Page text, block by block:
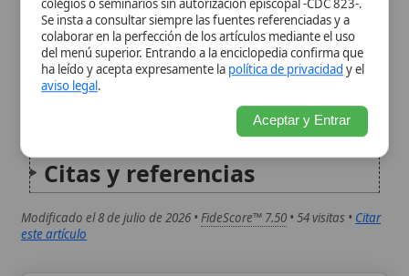
Citas y referencias
Modificado el 8 de julio de 2026 •FideScore™ 7.50• 54 visitas •Citar
este artículo
Visiones de Daniel (cuatro bestias y setenta
Las visiones contenidas en los capítulos VII y
IX del Libro de Daniel, conocidas como las
cuatro bestias y las setenta semanas,
estudiados y comentados dentro de la
tradición católica. A través de...